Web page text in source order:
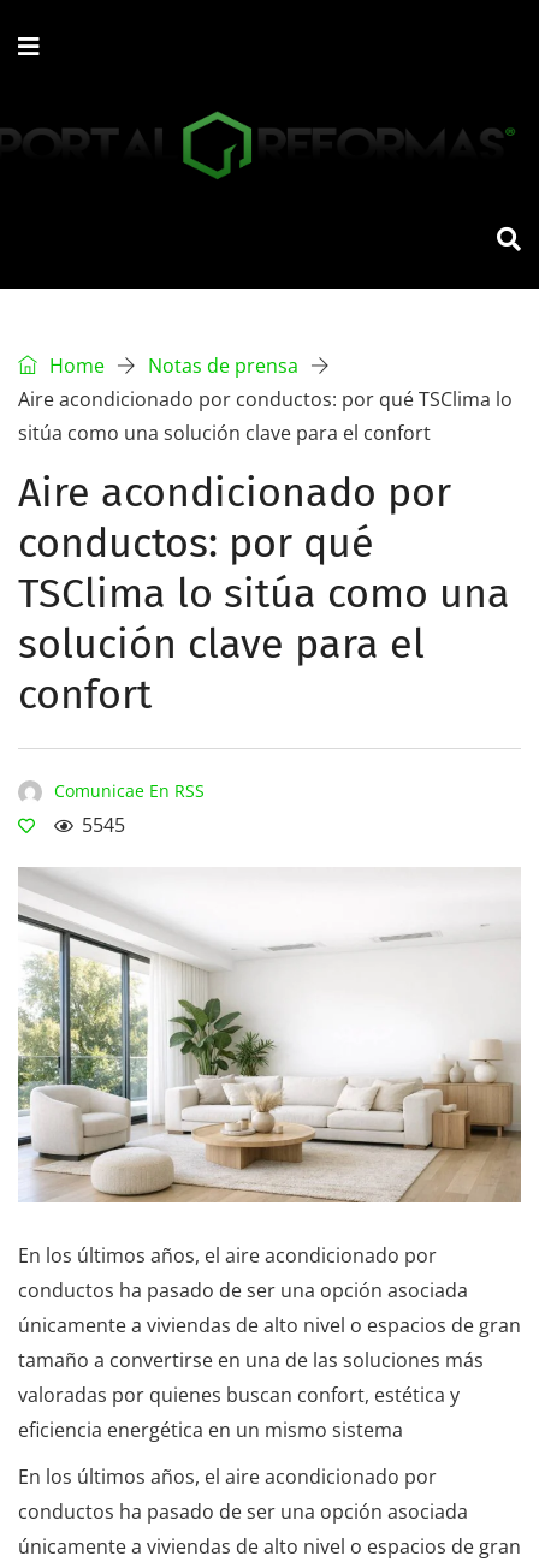
Home
Notas de prensa
Aire acondicionado por conductos: por qué TSClima lo
sitúa como una solución clave para el confort
Aire acondicionado por
conductos: por qué
TSClima lo sitúa como una
solución clave para el
confort
Comunicae En RSS
5545
En los últimos años, el aire acondicionado por
conductos ha pasado de ser una opción asociada
únicamente a viviendas de alto nivel o espacios de gran
tamaño a convertirse en una de las soluciones más
valoradas por quienes buscan confort, estética y
eficiencia energética en un mismo sistema
En los últimos años, el aire acondicionado por
conductos ha pasado de ser una opción asociada
únicamente a viviendas de alto nivel o espacios de gran